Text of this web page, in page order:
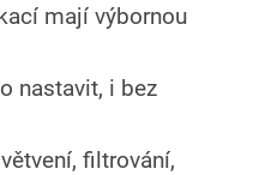
mají výbornou
nastavit, i bez
filtrování,